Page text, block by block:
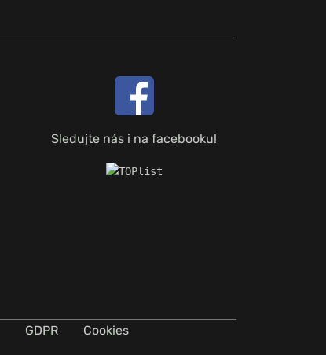
Sledujte nás i na facebooku!
GDPR Cookies